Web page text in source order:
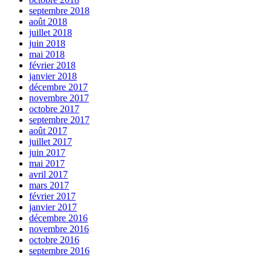
septembre 2018
août 2018
juillet 2018
juin 2018
mai 2018
février 2018
janvier 2018
décembre 2017
novembre 2017
octobre 2017
septembre 2017
août 2017
juillet 2017
juin 2017
mai 2017
avril 2017
mars 2017
février 2017
janvier 2017
décembre 2016
novembre 2016
octobre 2016
septembre 2016